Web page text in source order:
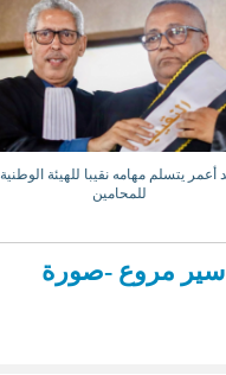
أعمر يتسلم مهامه نقيبا للهيئة الوطنية
للمحامين
مروع -صورة